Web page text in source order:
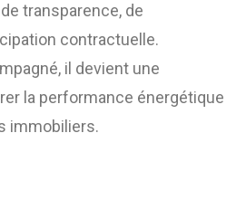
transparence, de
contractuelle.
il devient une
la performance énergétique
immobiliers.